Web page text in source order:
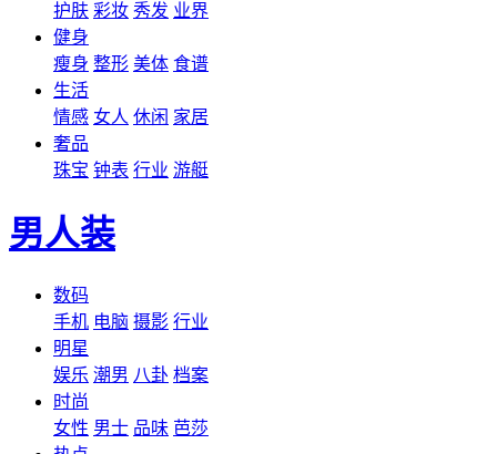
护肤 彩妆 秀发 业界
健身
瘦身 整形 美体 食谱
生活
情感 女人 休闲 家居
奢品
珠宝 钟表 行业 游艇
男人装
数码
手机 电脑 摄影 行业
明星
娱乐 潮男 八卦 档案
时尚
女性 男士 品味 芭莎